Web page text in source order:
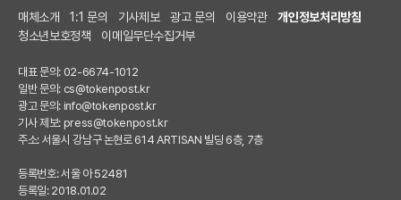
매체소개 1:1 문의 기사제보 광고 문의 이용약관
개인정보처리방침
청소년보호정책
이메일무단수집거부
대표 문의: 02-6674-1012
일반 문의: cs@tokenpost.kr
광고 문의: info@tokenpost.kr
기사 제보: press@tokenpost.kr
주소: 서울시 강남구 논현로 614 ARTISAN 빌딩 6층, 7층
등록번호: 서울 아 52481
등록일: 2018.01.02